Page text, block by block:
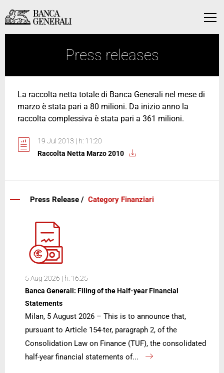
Skip to Main Content
Menu
Skip to Main Content
Press releases
La raccolta netta totale di Banca Generali nel mese di
marzo è stata pari a 80 milioni. Da inizio anno la
raccolta complessiva è stata pari a 361 milioni.
19 Jul 2013 | h: 11:20
Raccolta Netta Marzo 2010
Press Release / Category Finanziari
5 Aug 2026 | h: 16:25
Banca Generali: Filing of the Half-year Financial
Statements
Milan, 5 August 2026 – This is to announce that,
pursuant to Article 154-ter, paragraph 2, of the
Consolidation Law on Finance (TUF), the consolidated
half-year financial statements of...